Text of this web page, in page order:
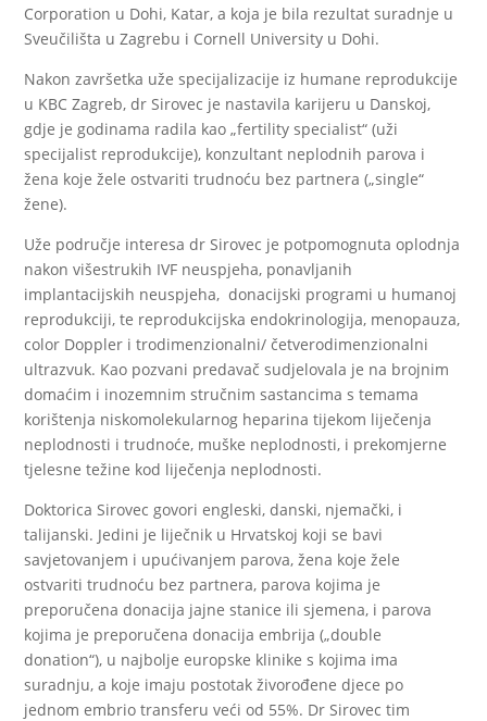
Corporation u Dohi, Katar, a koja je bila rezultat suradnje u
Sveučilišta u Zagrebu i Cornell University u Dohi.
Nakon završetka uže specijalizacije iz humane reprodukcije
u KBC Zagreb, dr Sirovec je nastavila karijeru u Danskoj,
gdje je godinama radila kao „fertility specialist“ (uži
specijalist reprodukcije), konzultant neplodnih parova i
žena koje žele ostvariti trudnoću bez partnera („single“
žene).
Uže područje interesa dr Sirovec je potpomognuta oplodnja
nakon višestrukih IVF neuspjeha, ponavljanih
implantacijskih neuspjeha, donacijski programi u humanoj
reprodukciji, te reprodukcijska endokrinologija, menopauza,
color Doppler i trodimenzionalni/ četverodimenzionalni
ultrazvuk. Kao pozvani predavač sudjelovala je na brojnim
domaćim i inozemnim stručnim sastancima s temama
korištenja niskomolekularnog heparina tijekom liječenja
neplodnosti i trudnoće, muške neplodnosti, i prekomjerne
tjelesne težine kod liječenja neplodnosti.
Doktorica Sirovec govori engleski, danski, njemački, i
talijanski. Jedini je liječnik u Hrvatskoj koji se bavi
savjetovanjem i upućivanjem parova, žena koje žele
ostvariti trudnoću bez partnera, parova kojima je
preporučena donacija jajne stanice ili sjemena, i parova
kojima je preporučena donacija embrija („double
donation“), u najbolje europske klinike s kojima ima
suradnju, a koje imaju postotak živorođene djece po
jednom embrio transferu veći od 55%. Dr Sirovec tim